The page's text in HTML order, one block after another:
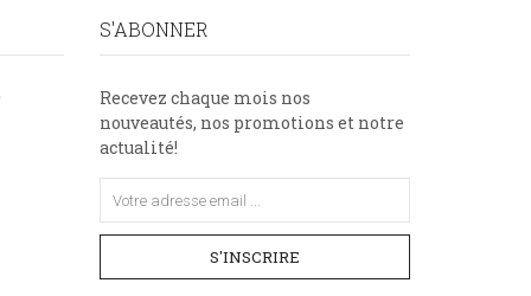
S'ABONNER
Recevez chaque mois nos
nouveautés, nos promotions et notre
actualité!
S'INSCRIRE